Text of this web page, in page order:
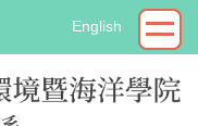
English